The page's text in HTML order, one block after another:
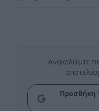
Ανακαλύψτε
Προσθήκη